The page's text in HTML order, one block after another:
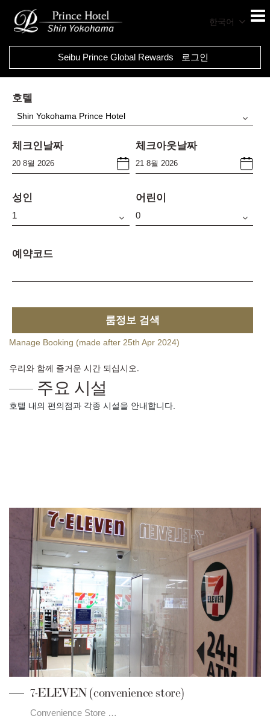
한국어
Seibu Prince Global Rewards 로그인
호텔
Shin Yokohama Prince Hotel
체크인날짜 체크아웃날짜
성인 어린이
예약코드
룸정보 검색
Manage Booking (made after 25th Apr 2024)
우리와 함께 즐거운 시간 되십시오.
주요 시설
호텔 내의 편의점과 각종 시설을 안내합니다.
7-ELEVEN (convenience store)
Convenience Store …